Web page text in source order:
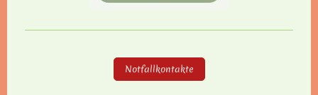
Notfallkontakte